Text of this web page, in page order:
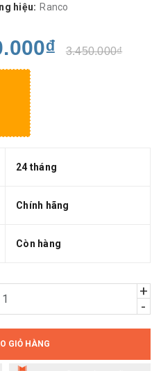
hiệu: Ranco
3.450.000₫
24 tháng
Chính hãng
Còn hàng
+
-
GIỎ HÀNG